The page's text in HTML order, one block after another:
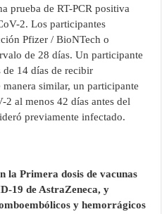
prueba de RT-PCR positiva
2. Los participantes
Pfizer / BioNTech o
de 28 días. Un participante
de 14 días de recibir
similar, un participante
al menos 42 días antes del
previamente infectado.
laPrimera dosis de vacunas
19 de AstraZeneca, y
y hemorrágicos